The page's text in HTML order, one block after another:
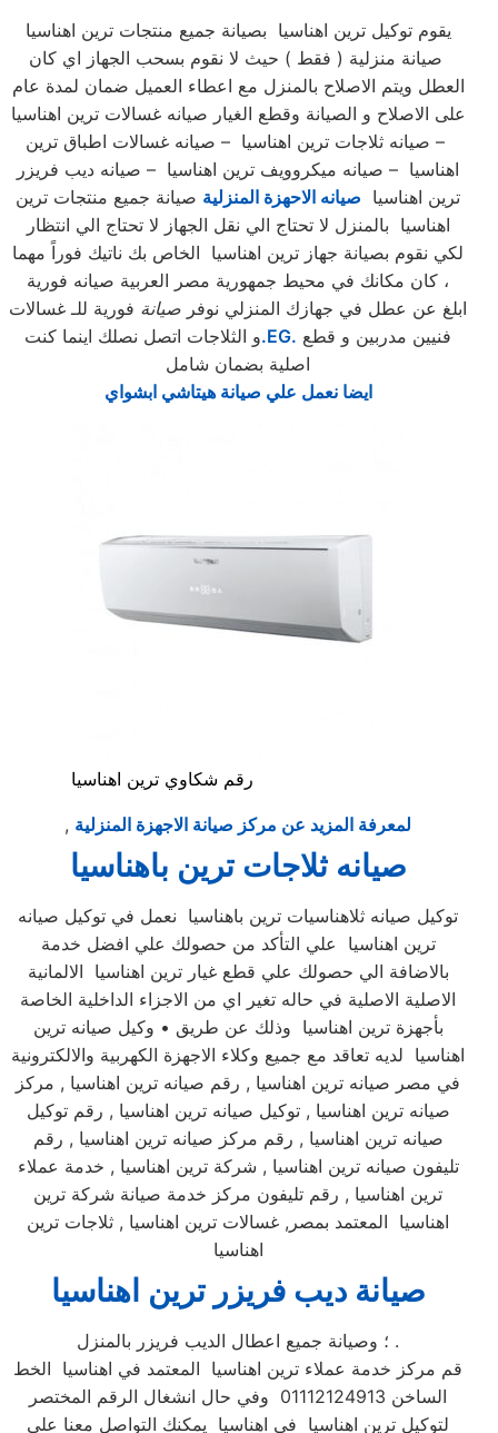
يقوم توكيل ترين اهناسيا بصيانة جميع منتجات ترين اهناسيا
صيانة منزلية ( فقط ) حيث لا نقوم بسحب الجهاز اي كان
العطل ويتم الاصلاح بالمنزل مع اعطاء العميل ضمان لمدة عام
على الاصلاح و الصيانة وقطع الغيار صيانه غسالات ترين اهناسيا
– صيانه ثلاجات ترين اهناسيا – صيانه غسالات اطباق ترين
اهناسيا – صيانه ميكروويف ترين اهناسيا – صيانه ديب فريزر
ترين اهناسيا صيانه الاحهزة المنزلية صيانة جميع منتجات ترين
اهناسيا بالمنزل لا تحتاج الي نقل الجهاز لا تحتاج الي انتظار
لكي نقوم بصيانة جهاز ترين اهناسيا الخاص بك ناتيك فوراً مهما
كان مكانك في محيط جمهورية مصر العربية صيانه فورية ،
ابلغ عن عطل في جهازك المنزلي نوفر صيانة فورية للـ غسالات
و الثلاجات اتصل نصلك اينما كنت.EG.
اصلية بضمان شامل
ايضا نعمل علي صيانة هيتاشي ابشواي
رقم شكاوي ترين اهناسيا
, لمعرفة المزيد عن مركز صيانة الاجهزة المنزلية
صيانه ثلاجات ترين باهناسيا
توكيل صيانه ثلاهناسيات ترين باهناسيا نعمل في توكيل صيانه
ترين اهناسيا علي التأكد من حصولك علي افضل خدمة
بالاضافة الي حصولك علي قطع غيار ترين اهناسيا الالمانية
الاصلية الاصلية في حاله تغير اي من الاجزاء الداخلية الخاصة
بأجهزة ترين اهناسيا وذلك عن طريق • وكيل صيانه ترين
اهناسيا لديه تعاقد مع جميع وكلاء الاجهزة الكهربية والالكترونية
في مصر صيانه ترين اهناسيا , رقم صيانه ترين اهناسيا , مركز
صيانه ترين اهناسيا , توكيل صيانه ترين اهناسيا , رقم توكيل
صيانه ترين اهناسيا , رقم مركز صيانه ترين اهناسيا , رقم
تليفون صيانه ترين اهناسيا , شركة ترين اهناسيا , خدمة عملاء
ترين اهناسيا , رقم تليفون مركز خدمة صيانة شركة ترين
اهناسيا المعتمد بمصر, غسالات ترين اهناسيا , ثلاجات ترين
اهناسيا
صيانة ديب فريزر ترين اهناسيا
؛ وصيانة جميع اعطال الديب فريزر بالمنزل .
قم مركز خدمة عملاء ترين اهناسيا المعتمد في اهناسيا الخط
الساخن 01112124913 وفي حال انشغال الرقم المختصر
لتوكيل ترين اهناسيا في اهناسيا يمكنك التواصل معنا علي